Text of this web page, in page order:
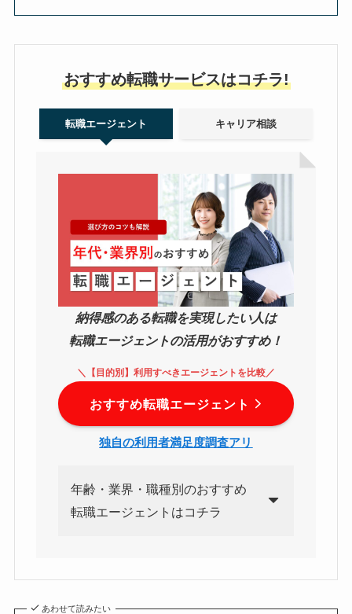
おすすめ転職サービスはコチラ!
転職エージェント キャリア相談
納得感のある転職を実現したい人は
転職エージェントの活用がおすすめ！
＼【目的別】利用すべきエージェントを比較／
おすすめ転職エージェント
独自の利用者満足度調査アリ
年齢・業界・職種別のおすすめ
転職エージェントはコチラ
あわせて読みたい